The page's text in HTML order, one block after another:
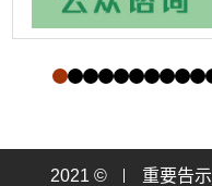
2021 © 重要告示